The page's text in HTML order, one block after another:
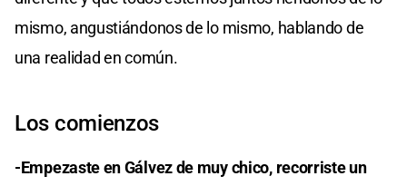
mismo, angustiándonos de lo mismo, hablando de
una realidad en común.
Los comienzos
-Empezaste en Gálvez de muy chico, recorriste un